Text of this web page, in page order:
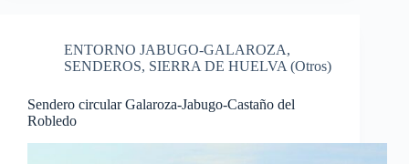
ENTORNO JABUGO-GALAROZA,
SENDEROS, SIERRA DE HUELVA (Otros)
Sendero circular Galaroza-Jabugo-Castaño del
Robledo